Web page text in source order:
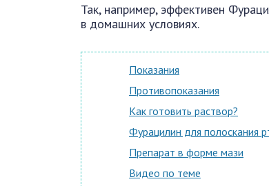
Так, например, эффективен
в домашних условиях.
Показания
Противопоказания
Как готовить раствор?
Фурацилин для полоскания
Препарат в форме мази
Видео по теме